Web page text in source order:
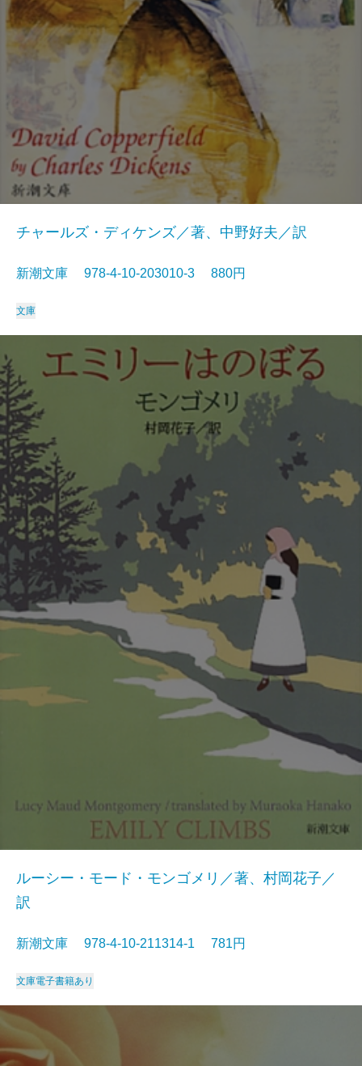
チャールズ・ディケンズ／著、中野好夫／訳
新潮文庫 978-4-10-203010-3 880円
文庫
ルーシー・モード・モンゴメリ／著、村岡花子／
訳
新潮文庫 978-4-10-211314-1 781円
文庫電子書籍あり